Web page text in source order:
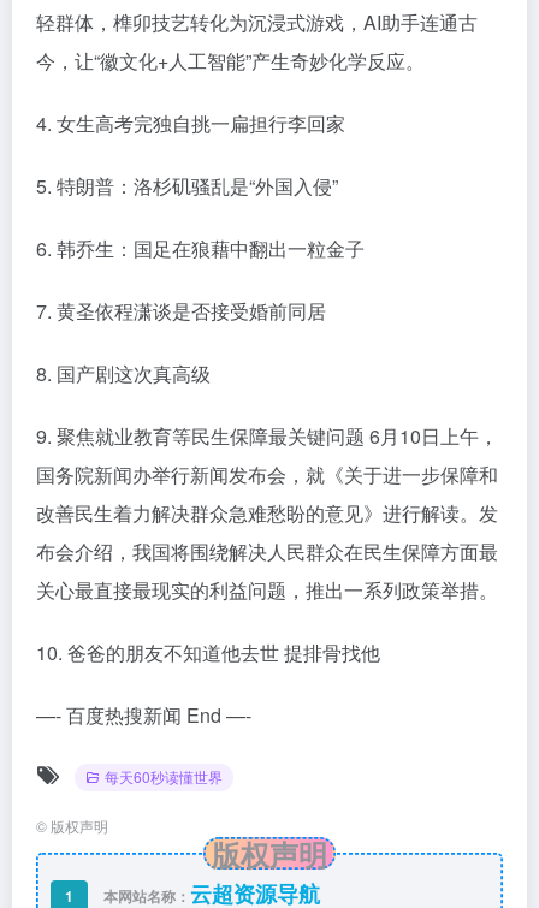
轻群体，榫卯技艺转化为沉浸式游戏，AI助手连通古
今，让“徽文化+人工智能”产生奇妙化学反应。
4. 女生高考完独自挑一扁担行李回家
5. 特朗普：洛杉矶骚乱是“外国入侵”
6. 韩乔生：国足在狼藉中翻出一粒金子
7. 黄圣依程潇谈是否接受婚前同居
8. 国产剧这次真高级
9. 聚焦就业教育等民生保障最关键问题 6月10日上午，
国务院新闻办举行新闻发布会，就《关于进一步保障和
改善民生着力解决群众急难愁盼的意见》进行解读。发
布会介绍，我国将围绕解决人民群众在民生保障方面最
关心最直接最现实的利益问题，推出一系列政策举措。
10. 爸爸的朋友不知道他去世 提排骨找他
—- 百度热搜新闻 End —-
每天60秒读懂世界
© 版权声明
版权声明
1 本网站名称： 云超资源导航